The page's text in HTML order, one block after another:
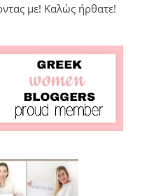
με! Καλώς ήρθατε!